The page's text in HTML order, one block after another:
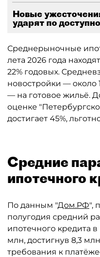
Новые
ударят по
Среднерыночные
лета 2026 года
22% годовых.
новостройки — около
— на готовое жильё.
оценке
достигает 45%,
Средние
ипотечного
По данным "Дом.РФ",
полугодия средний
ипотечного кредита
млн, достигнув 8,3
требования к